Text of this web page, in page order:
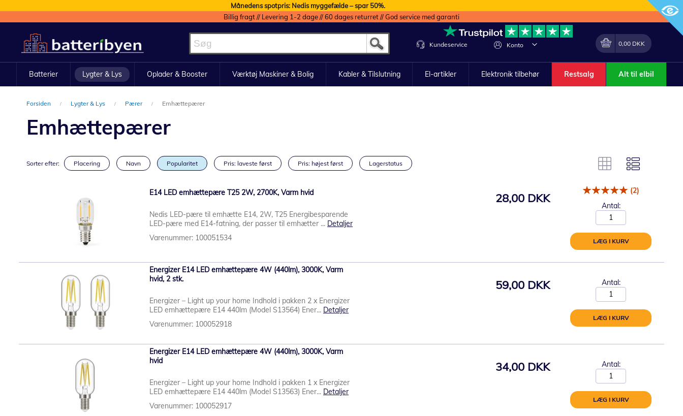
Månedens spotpris: Nedis myggefælde – spar 50%.
Billig fragt // Levering 1-2 dage // 60 dages returret // God service med garanti
to
Content
Konto
Lave
Min indkøbskurv
0,00 DKK
Kundeservice
Batterier Lygter & Lys Oplader & Booster Værktøj Maskiner & Bolig Kabler & Tilslutning El-artikler Elektronik tilbehør Restsalg Alt til elbil
Forsiden Lygter & Lys Pærer Emhættepærer
Emhættepærer
Sorter efter: Placering Navn Popularitet Pris: laveste først Pris: højest først Lagerstatus
E14 LED emhættepære T25 2W, 2700K, Varm hvid
Nedis LED-pære til emhætte E14, 2W, T25 Energibesparende
LED-pære med E14-fatning, der passer til emhætter ... Detaljer
Varenummer: 100051534
28,00 DKK
(2)
Antal:
LÆG I KURV
Energizer E14 LED emhættepære 4W (440lm), 3000K, Varm
hvid, 2 stk.
Energizer – Light up your home Indhold i pakken 2 x Energizer
LED emhættepære E14 440lm (Model S13564) Ener... Detaljer
Varenummer: 100052918
59,00 DKK Antal:
LÆG I KURV
Energizer E14 LED emhættepære 4W (440lm), 3000K, Varm
hvid
Energizer – Light up your home Indhold i pakken 1 x Energizer
LED emhættepære E14 440lm (Model S13563) Ener... Detaljer
Varenummer: 100052917
34,00 DKK Antal:
LÆG I KURV